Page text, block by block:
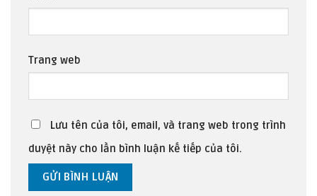
Trang web
Lưu tên của tôi, email, và trang web trong trình
duyệt này cho lần bình luận kế tiếp của tôi.